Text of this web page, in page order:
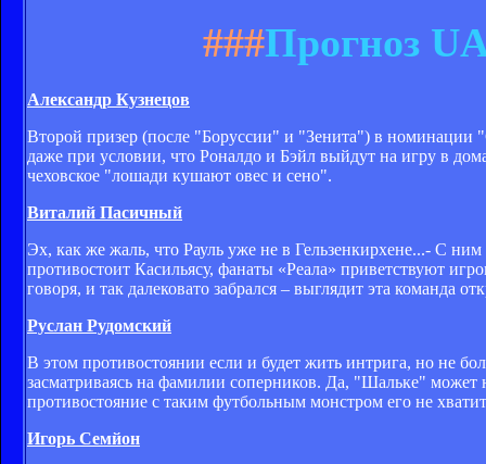
###Прогноз
Александр Кузнецов
Второй призер (после "Боруссии" и "Зенита") в номинации
даже при условии, что Роналдо и Бэйл выйдут на игру в
чеховское "лошади кушают овес и сено".
Виталий Пасичный
Эх, как же жаль, что Рауль уже не в Гельзенкирхене...- С
противостоит Касильясу, фанаты «Реала» приветствуют
говоря, и так далековато забрался – выглядит эта команда
Руслан Рудомский
В этом противостоянии если и будет жить интрига, но не
засматриваясь на фамилии соперников. Да, "Шальке" может
противостояние с таким футбольным монстром его не
Игорь Семйон